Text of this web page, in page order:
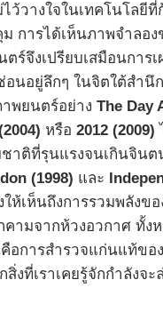
ว้วางใจในเทคโนโลยี
การได้เห็นภาพจำลอ
ร์จึงเปรียบเสมือนการ
นอยู่ลึกๆ ในจิตใต้สำนึ
พยนตร์อย่าง The Day
หรือ 2012 (2009)
ชาติที่รุนแรงจนเกินจิน
(1998) และ
ให้เห็นถึงการรวมพลังข
คามจากห้วงอวกาศ ทั้ง
อการสำรวจแก่นแท้ขอ
งที่เราเคยรู้จักกำลังจะ